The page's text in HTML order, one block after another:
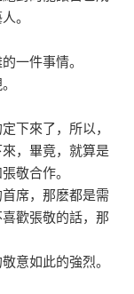
。
一件事情。
下來了，所以，
，畢竟，就算是
敬合作。
席，那麽都是需
歡張敬的話，那
意如此的強烈。